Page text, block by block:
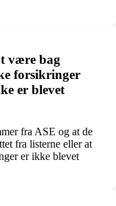
være bag
forsikringer
er blevet
fra ASE og at de
fra listerne eller at
er ikke blevet